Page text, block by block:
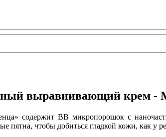
выравнивающий крем -
содержит BB микропорошок с
чтобы добиться гладкой кожи, как у